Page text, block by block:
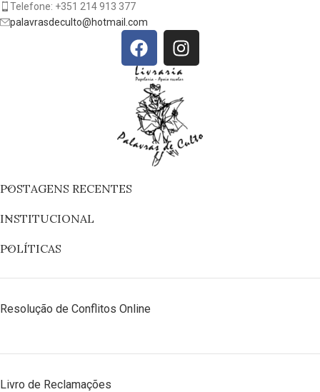
Telefone: +351 214 913 377
palavrasdeculto@hotmail.com
POSTAGENS RECENTES
INSTITUCIONAL
POLÍTICAS
Resolução de Conflitos Online
Livro de Reclamações